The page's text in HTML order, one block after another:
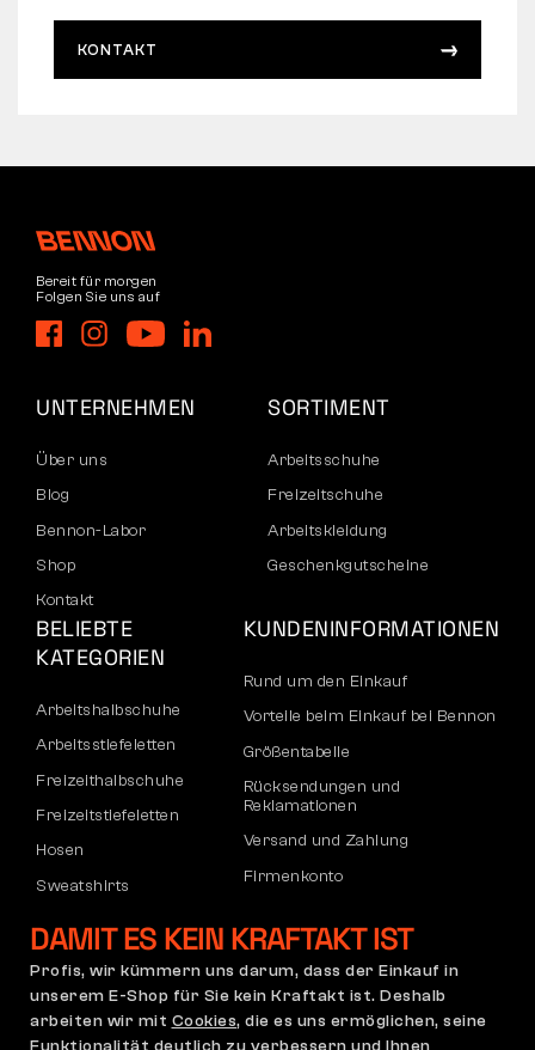
KONTAKT
Bereit für morgen
Folgen Sie uns auf
UNTERNEHMEN
Über uns
Blog
Bennon-Labor
Shop
Kontakt
SORTIMENT
Arbeitsschuhe
Freizeitschuhe
Arbeitskleidung
Geschenkgutscheine
BELIEBTE
KATEGORIEN
Arbeitshalbschuhe
Arbeitsstiefeletten
Freizeithalbschuhe
Freizeitstiefeletten
Hosen
Sweatshirts
KUNDENINFORMATIONEN
Rund um den Einkauf
Vorteile beim Einkauf bei Bennon
Größentabelle
Rücksendungen und
Reklamationen
Versand und Zahlung
Firmenkonto
Reklamation und Garantie
Allgemeine
Reklamationsrichtlinie
DAMIT ES KEIN KRAFTAKT IST
Profis, wir kümmern uns darum, dass der Einkauf in
unserem E-Shop für Sie kein Kraftakt ist. Deshalb
arbeiten wir mit Cookies, die es uns ermöglichen, seine